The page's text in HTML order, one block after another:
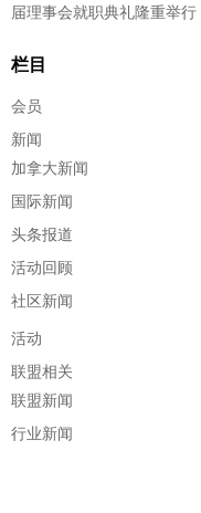
届理事会就职典礼隆重举行
栏目
会员
新闻
加拿大新闻
国际新闻
头条报道
活动回顾
社区新闻
活动
联盟相关
联盟新闻
行业新闻